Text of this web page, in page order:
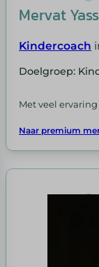
Mervat
Kindercoach
Doelgroep:
Met veel
Naar premium